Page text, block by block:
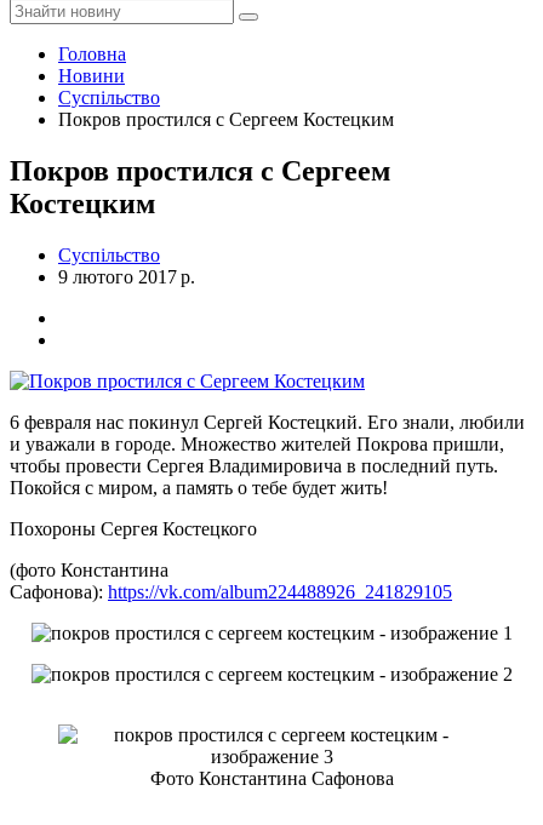
Головна
Новини
Суспільство
Покров простился с Сергеем Костецким
Покров простился с Сергеем
Костецким
Суспільство
9 лютого 2017 р.
6 февраля нас покинул Сергей Костецкий. Его знали, любили
и уважали в городе. Множество жителей Покрова пришли,
чтобы провести Сергея Владимировича в последний путь.
Покойся с миром, а память о тебе будет жить!
Похороны Сергея Костецкого
(фото Константина
Сафонова): https://vk.com/album224488926_241829105
Фото Константина Сафонова